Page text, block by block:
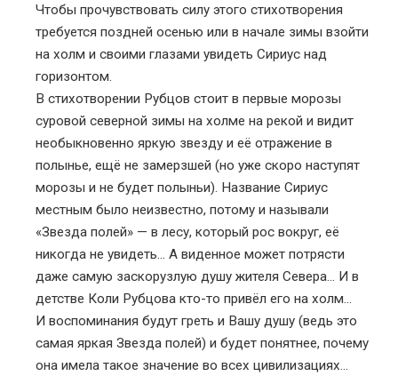
Чтобы прочувствовать силу этого стихотворения
требуется поздней осенью или в начале зимы взойти
на холм и своими глазами увидеть Сириус над
горизонтом.
В стихотворении Рубцов стоит в первые морозы
суровой северной зимы на холме на рекой и видит
необыкновенно яркую звезду и её отражение в
полынье, ещё не замерзшей (но уже скоро наступят
морозы и не будет полыньи). Название Сириус
местным было неизвестно, потому и называли
«Звезда полей» — в лесу, который рос вокруг, её
никогда не увидеть… А виденное может потрясти
даже самую заскорузлую душу жителя Севера… И в
детстве Коли Рубцова кто-то привёл его на холм…
И воспоминания будут греть и Вашу душу (ведь это
самая яркая Звезда полей) и будет понятнее, почему
она имела такое значение во всех цивилизациях…